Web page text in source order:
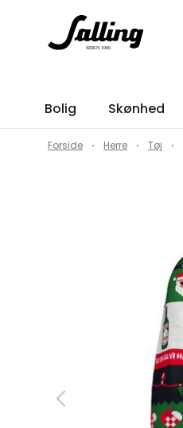
Bolig Skønhed
Forside Herre Tøj